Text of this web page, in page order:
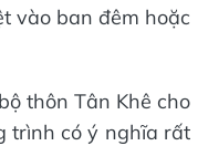
vào ban đêm hoặc
thôn Tân Khê cho
trình có ý nghĩa rất